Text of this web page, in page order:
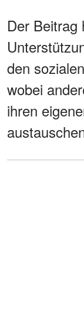
Der Beitrag
den
wobei
ihren